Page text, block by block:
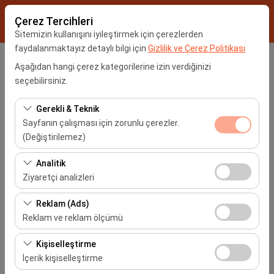
Çerez Tercihleri
Sitemizin kullanışını iyileştirmek için çerezlerden
faydalanmaktayız detaylı bilgi için Gizlilik ve Çerez Politikası
Aşağıdan hangi çerez kategorilerine izin verdiğinizi
seçebilirsiniz.
Gerekli & Teknik
Sayfanın çalışması için zorunlu çerezler.
(Değiştirilemez)
Bu çerezler sitenin doğru şekilde çalışması, güvenlik,
oturum yönetimi ve temel işlevler için gereklidir. Devre
dışı bırakılamaz.
Analitik
Ziyaretçi analizleri
Bu çerezler, sitemizin nasıl kullanıldığını (ziyaretçi sayısı,
en çok ziyaret edilen sayfalar, kullanıcı davranışları)
analiz etmemizi sağlar. Bu veriler, web sitesi
performansını ölçmek ve kullanıcı deneyimini sürekli
iyileştirmek için kullanılır.
Reklam (Ads)
Reklam ve reklam ölçümü
Bu çerezler, size ilgi alanlarınıza uygun kişiselleştirilmiş
reklamlar göstermemize ve reklam kampanyalarımızın
etkinliğini (gösterim sayısı, tıklama oranı) ölçmemize
Kişiselleştirme
İçerik kişiselleştirme
Araç Alış Yeri
Farklı yerde bırakmak istiyorum
Araç Alım Tarihi
Araç Teslim Tarihi
09:00